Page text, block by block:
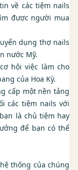
về các tiệm nails
được người mua
dụng thợ nails
nước Mỹ.
hội việc làm cho
của Hoa Kỳ.
cấp một nền tảng
các tiệm nails với
là chủ tiệm hay
để bạn có thể
thống của chúng